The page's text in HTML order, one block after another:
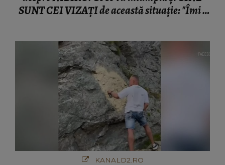
SUNT CEI VIZAȚI de această situație: "Îmi e
KANALD2.RO